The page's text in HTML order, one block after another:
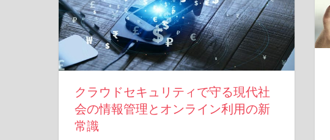
クラウドセキュリティで守る現代社
会の情報管理とオンライン利用の新
常識